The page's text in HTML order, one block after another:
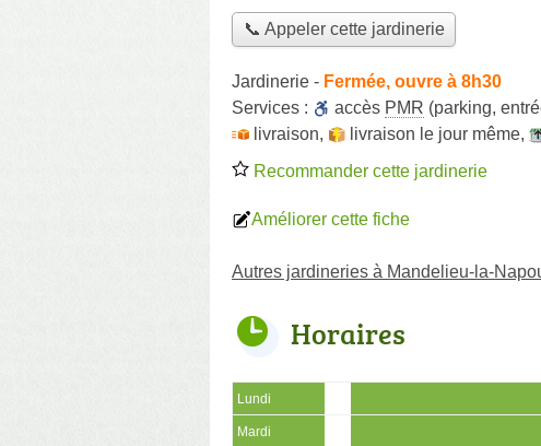
📞 Appeler cette jardinerie
Jardinerie - Fermée, ouvre à 8h30
Services :
accès PMR (parking,
livraison, livraison le jour même,
Recommander cette jardinerie
Améliorer cette fiche
Autres jardineries à Mandelieu-la-
Horaires
Lundi
Mardi